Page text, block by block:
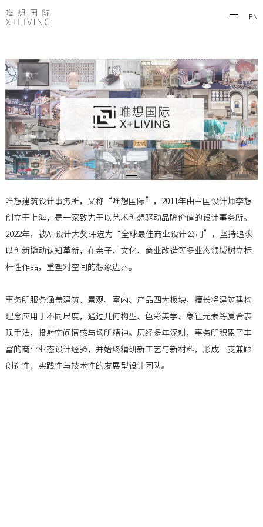
EN
唯想建筑设计事务所，又称“唯想国际”，2011年由中国设计师李想
创立于上海，是一家致力于以艺术创想驱动品牌价值的设计事务所。
2022年，被A+设计大奖评选为“全球最佳商业设计公司”，坚持追求
以创新撬动认知革新，在亲子、文化、商业改造等多业态领域树立标
杆性作品，重塑对空间的想象边界。
事务所服务涵盖建筑、景观、室内、产品四大板块，擅长将建筑建构
理念应用于不同尺度，通过几何构型、色彩美学、象征元素等复合表
现手法，投射空间情感与场所精神。历经多年深耕，事务所积累了丰
富的商业业态设计经验，并始终精研新工艺与新材料，形成一支兼顾
创造性、实践性与技术性的发展型设计团队。